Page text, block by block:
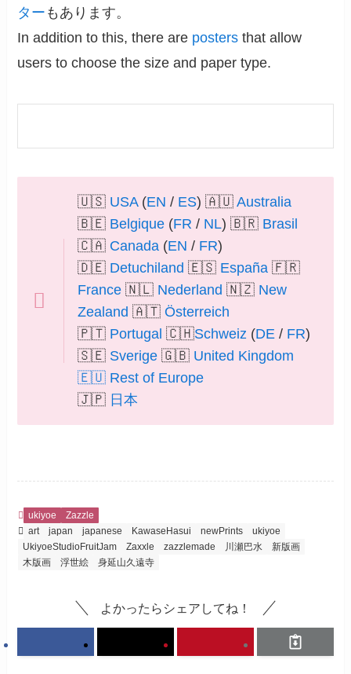
ター もあります。
In addition to this, there are posters that allow
users to choose the size and paper type.
🇺🇸 USA(EN / ES) 🇦🇺 Australia
🇧🇪 Belgique(FR / NL) 🇧🇷 Brasil
🇨🇦 Canada(EN / FR)
🇩🇪 Detuchiland 🇪🇸 España🇫🇷
France🇳🇱 Nederland 🇳🇿 New
Zealand 🇦🇹 Österreich
🇵🇹 Portugal 🇨🇭Schweiz (DE / FR)
🇸🇪 Sverige🇬🇧 United Kingdom
🇪🇺 Rest of Europe
🇯🇵 日本
ukiyoe
Zazzle
art
japan japanese KawaseHasui newPrints
ukiyoe
UkiyoeStudioFruitJam
Zaxxle zazzlemade 川瀬巴水
新版画
木版画
浮世絵 身延山久遠寺
よかったらシェアしてね！